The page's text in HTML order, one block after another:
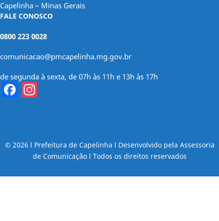
Capelinha – Minas Gerais
FALE CONOSCO
0800 223 0028
comunicacao@pmcapelinha.mg.gov.br
de segunda à sexta, de 07h às 11h e 13h às 17h
Facebook
© 2026 l Prefeitura de Capelinha l Desenvolvido pela Assessoria
de Comunicação l Todos os direitos reservados